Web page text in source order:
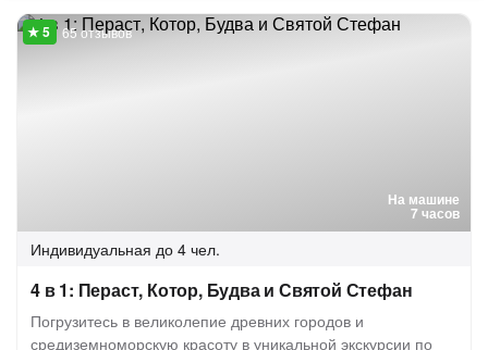
На машине
7 часов
65 отзывов
Индивидуальная до 4 чел.
4 в 1: Пераст, Котор, Будва и Святой Стефан
Погрузитесь в великолепие древних городов и
средиземноморскую красоту в уникальной экскурсии по